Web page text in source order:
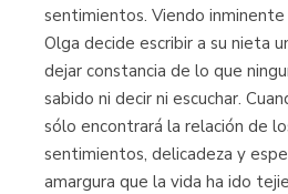
sentimientos. Viendo inminente
Olga decide escribir a su nieta
dejar constancia de lo que
sabido ni decir ni escuchar.
sólo encontrará la relación de
sentimientos, delicadeza y
amargura que la vida ha ido